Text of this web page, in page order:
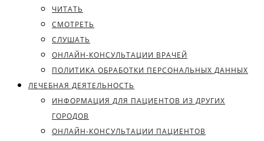
ЧИТАТЬ
СМОТРЕТЬ
СЛУШАТЬ
ОНЛАЙН-КОНСУЛЬТАЦИИ ВРАЧЕЙ
ПОЛИТИКА ОБРАБОТКИ ПЕРСОНАЛЬНЫХ ДАННЫХ
ЛЕЧЕБНАЯ ДЕЯТЕЛЬНОСТЬ
ИНФОРМАЦИЯ ДЛЯ ПАЦИЕНТОВ ИЗ ДРУГИХ
ГОРОДОВ
ОНЛАЙН-КОНСУЛЬТАЦИИ ПАЦИЕНТОВ